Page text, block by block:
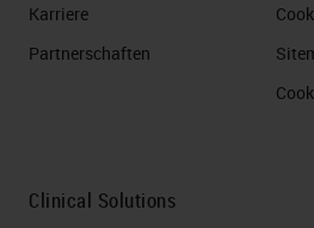
Karriere
Partnerschaften
Clinical Solutions